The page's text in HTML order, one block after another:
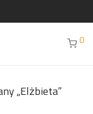
0
„Elżbieta”